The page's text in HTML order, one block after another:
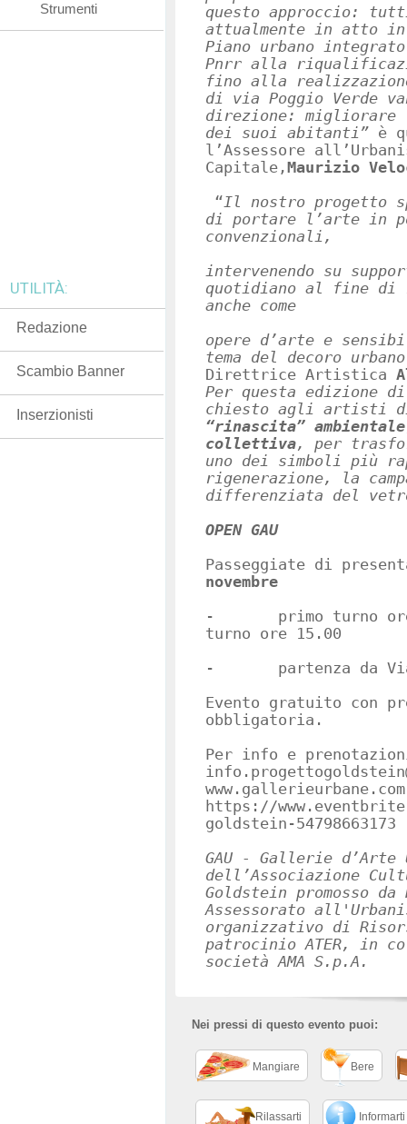
questo approccio:
attualmente in atto in
Piano urbano
Pnrr alla
fino alla
di via Poggio Verde
direzione:
dei suoi abitanti” è
l’Assessore
Capitale,Maurizio
“Il nostro progetto
di portare l’arte in
convenzionali,
intervenendo su
quotidiano al fine
anche come
opere d’arte e
tema del decoro
Direttrice Artistica
Per questa edizione di
chiesto agli artisti
“rinascita”
collettiva, per
uno dei simboli più
rigenerazione, la
differenziata del
OPEN GAU
Passeggiate di
novembre
- primo turno ore
turno ore 15.00
- partenza da Via
Evento gratuito con
obbligatoria.
Per info e
https://
goldstein-54798663173
GAU - Gallerie d’Arte
dell’Associazione
Goldstein promosso da
Assessorato
organizzativo di
patrocinio ATER, in
società AMA S.p.A.
Nei pressi di questo evento puoi:
Mangiare Bere
Rilassarti Informarti
Strumenti
UTILITÀ:
Redazione
Scambio Banner
Inserzionisti